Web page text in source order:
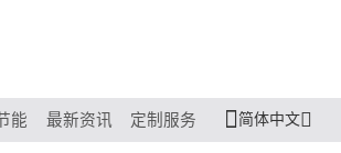
能 最新资讯 定制服务 简体中文